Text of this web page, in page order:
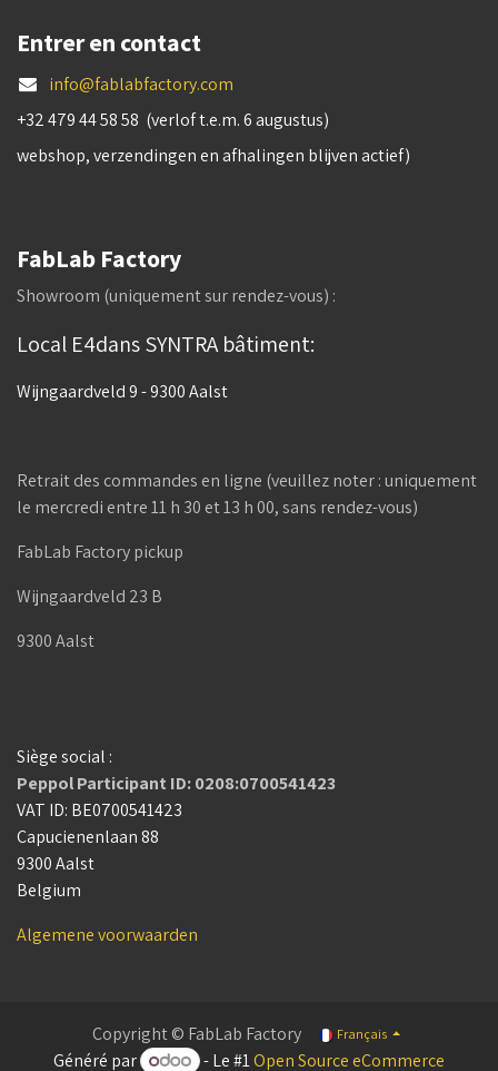
Entrer en contact
info@fablabfactory.com
+32 479 44 58 58 (verlof t.e.m. 6 augustus)
webshop, verzendingen en afhalingen blijven actief)
FabLab Factory
Showroom (uniquement sur rendez-vous) :
Local E4dans SYNTRA bâtiment:
Wijngaardveld 9 - 9300 Aalst
Retrait des commandes en ligne (veuillez noter : uniquement
le mercredi entre 11 h 30 et 13 h 00, sans rendez-vous)
FabLab Factory pickup
Wijngaardveld 23 B
9300 Aalst
Siège social :
Peppol Participant ID: 0208:0700541423
VAT ID: BE0700541423
Capucienenlaan 88
9300 Aalst
Belgium
Algemene voorwaarden
Copyright © FabLab Factory Français
Généré par - Le #1Open Source eCommerce